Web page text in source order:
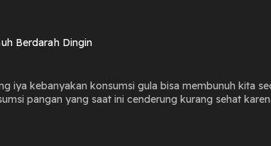
transformasi
warung terminal.... Yuk Mampir Sini Ngobrolin Pangan!!
Berdarah Dingin
pangan yang saat ini cenderung kurang sehat
yang besar bagi kesehatan. Salah satu solusi untuk menangani hal
atau real food bukan process food. Selain itu,